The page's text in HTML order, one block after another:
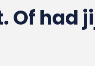
Of had